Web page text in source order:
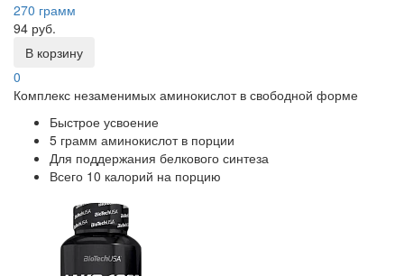
270 грамм
94 руб.
В корзину
0
Комплекс незаменимых аминокислот в свободной форме
Быстрое усвоение
5 грамм аминокислот в порции
Для поддержания белкового синтеза
Всего 10 калорий на порцию